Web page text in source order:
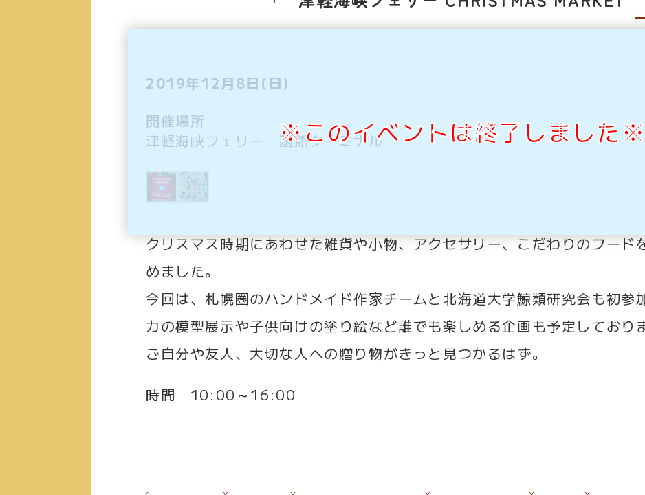
2019年12月8日(日)
開催場所
津軽海峡フェリー 函館ターミナル
クリスマス時期にあわせた雑貨や小物、アクセサリー、こだわりのフード
めました。
今回は、札幌圏のハンドメイド作家チームと北海道大学鯨類研究会も初参
カの模型展示や子供向けの塗り絵など誰でも楽しめる企画も予定しており
ご自分や友人、大切な人への贈り物がきっと見つかるはず。
時間 10:00～16:00
※このイベントは終了しました※